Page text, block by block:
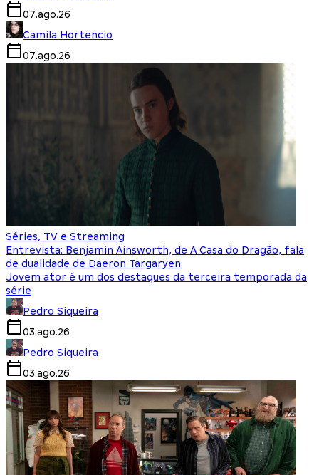
07.ago.26
Camila Hortencio
07.ago.26
Séries, TV e Streaming
Entrevista: Benjamin Ainsworth, de A Casa do Dragão, fala
de dualidade de Daeron Targaryen
Jovem ator é um dos destaques da terceira temporada da
série
Pedro Siqueira
03.ago.26
Pedro Siqueira
03.ago.26